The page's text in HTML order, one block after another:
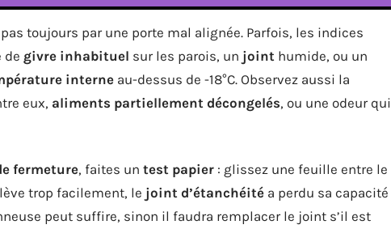
toujours par une porte mal alignée. Parfois, les indices
de givre inhabituel sur les parois, un joint humide, ou un
interne au-dessus de -18°C. Observez aussi la
eux, aliments partiellement décongelés, ou une odeur qui
fermeture, faites un test papier : glissez une feuille entre le
trop facilement, le joint d’étanchéité a perdu sa capacité
peut suffire, sinon il faudra remplacer le joint s’il est